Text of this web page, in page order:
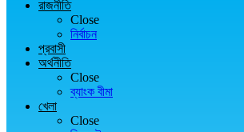
রাজনীতি
Close
নির্বাচন
প্রবাসী
অর্থনীতি
Close
ব্যাংক বীমা
খেলা
Close